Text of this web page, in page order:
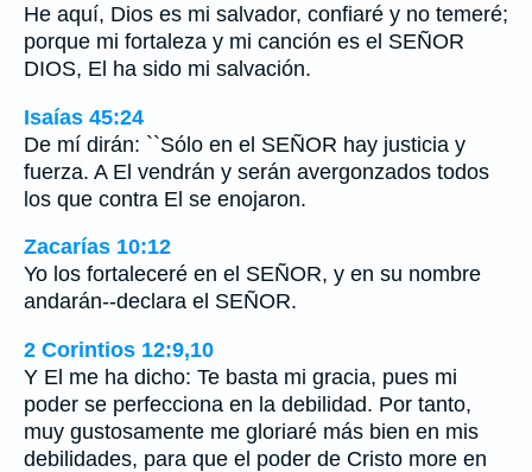
He aquí, Dios es mi salvador, confiaré y no temeré;
porque mi fortaleza y mi canción es el SEÑOR
DIOS, El ha sido mi salvación.
Isaías 45:24
De mí dirán: ``Sólo en el SEÑOR hay justicia y
fuerza. A El vendrán y serán avergonzados todos
los que contra El se enojaron.
Zacarías 10:12
Yo los fortaleceré en el SEÑOR, y en su nombre
andarán--declara el SEÑOR.
2 Corintios 12:9,10
Y El me ha dicho: Te basta mi gracia, pues mi
poder se perfecciona en la debilidad. Por tanto,
muy gustosamente me gloriaré más bien en mis
debilidades, para que el poder de Cristo more en